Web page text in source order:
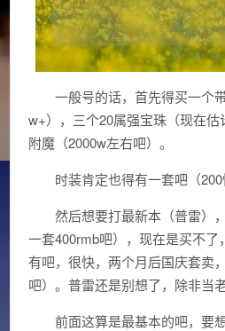
一般号的话，首先得买一个
w+），三个20属强宝珠（现在
附魔（2000w左右吧）。
时装肯定也得有一套吧（200
然后想要打最新本（普雷）
一套400rmb吧），现在是买不
有吧，很快，两个月后国庆套卖
吧）。普雷还是别想了，除非当
前面这算是最基本的吧，要